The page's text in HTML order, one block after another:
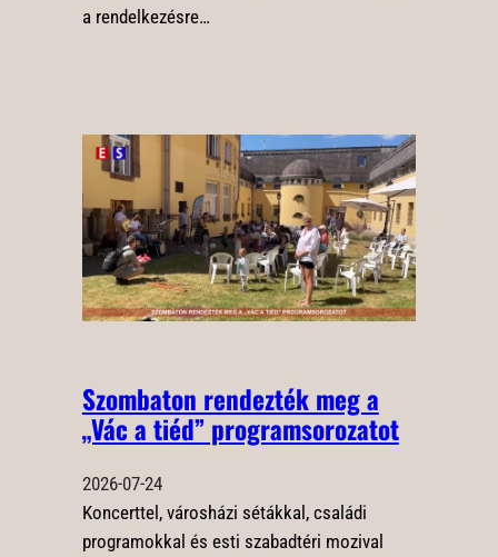
a rendelkezésre…
Szombaton rendezték meg a
„Vác a tiéd” programsorozatot
2026-07-24
Koncerttel, városházi sétákkal, családi
programokkal és esti szabadtéri mozival